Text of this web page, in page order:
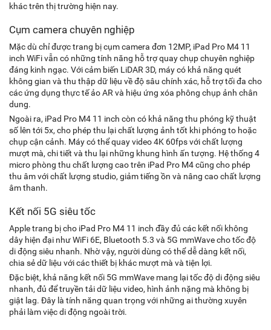
khác trên thị trường hiện nay.
Cụm camera chuyên nghiệp
Mặc dù chỉ được trang bị cụm camera đơn 12MP, iPad Pro M4 11
inch WiFi vẫn có những tính năng hỗ trợ quay chụp chuyên nghiệp
đáng kinh ngạc. Với cảm biến LiDAR 3D, máy có khả năng quét
không gian và thu thập dữ liệu về độ sâu chính xác, hỗ trợ tối đa cho
các ứng dụng thực tế ảo AR và hiệu ứng xóa phông chụp ảnh chân
dung.
Ngoài ra, iPad Pro M4 11 inch còn có khả năng thu phóng kỹ thuật
số lên tới 5x, cho phép thu lại chất lượng ảnh tốt khi phóng to hoặc
chụp cận cảnh. Máy có thể quay video 4K 60fps với chất lượng
mượt mà, chi tiết và thu lại những khung hình ấn tượng. Hệ thống 4
micro phòng thu chất lượng cao trên iPad Pro M4 cũng cho phép
thu âm với chất lượng studio, giảm tiếng ồn và nâng cao chất lượng
âm thanh.
Kết nối 5G siêu tốc
Apple trang bị cho iPad Pro M4 11 inch đầy đủ các kết nối không
dây hiện đại như WiFi 6E, Bluetooth 5.3 và 5G mmWave cho tốc độ
di động siêu nhanh. Nhờ vậy, người dùng có thể dễ dàng kết nối,
chia sẻ dữ liệu với các thiết bị khác mượt mà và tiện lợi.
Đặc biệt, khả năng kết nối 5G mmWave mang lại tốc độ di động siêu
nhanh, đủ để truyền tải dữ liệu video, hình ảnh nặng mà không bị
giật lag. Đây là tính năng quan trọng với những ai thường xuyên
phải làm việc di động ngoài trời.